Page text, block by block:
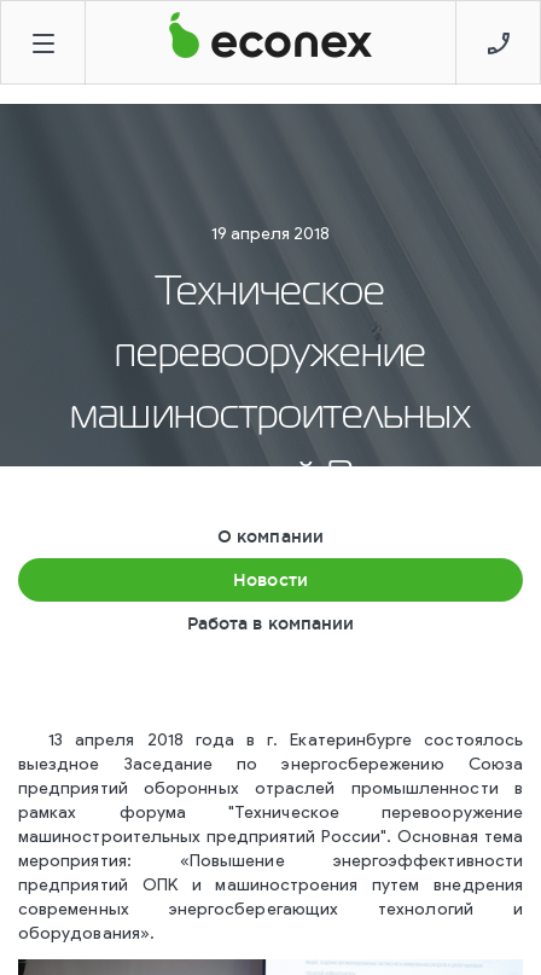
19 апреля 2018
Техническое
перевооружение
машиностроительных
предприятий России
О компании
Новости
Работа в компании
13 апреля 2018 года в г. Екатеринбурге состоялось
выездное Заседание по энергосбережению Союза
предприятий оборонных отраслей промышленности в
рамках форума "Техническое перевооружение
машиностроительных предприятий России". Основная тема
мероприятия: «Повышение энергоэффективности
предприятий ОПК и машиностроения путем внедрения
современных энергосберегающих технологий и
оборудования».